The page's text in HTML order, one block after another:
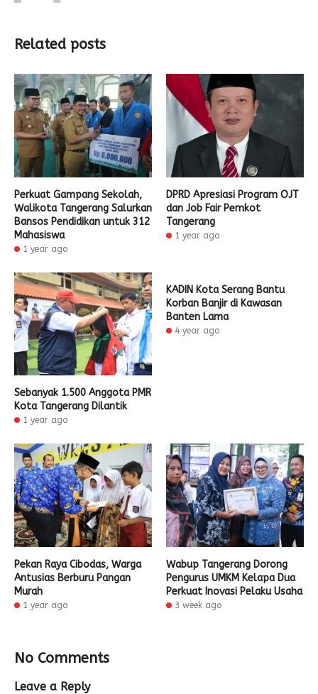
Related posts
Perkuat Gampang Sekolah,
Walikota Tangerang Salurkan
Bansos Pendidikan untuk 312
Mahasiswa
1 year ago
DPRD Apresiasi Program OJT
dan Job Fair Pemkot
Tangerang
1 year ago
Sebanyak 1.500 Anggota PMR
Kota Tangerang Dilantik
1 year ago
KADIN Kota Serang Bantu
Korban Banjir di Kawasan
Banten Lama
4 year ago
Pekan Raya Cibodas, Warga
Antusias Berburu Pangan
Murah
1 year ago
Wabup Tangerang Dorong
Pengurus UMKM Kelapa Dua
Perkuat Inovasi Pelaku Usaha
3 week ago
No Comments
Leave a Reply